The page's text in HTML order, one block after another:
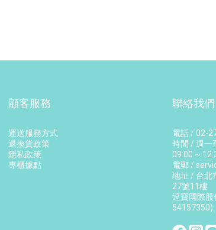
顧客服務
運送服務方式
退換貨政策
隱私政策
專櫃據點
聯絡我們
電話 / 02-
時間 / 週一
09:00 ~
電郵 /
地址 / 台北
27號11樓
逗寶國際股
54157350)